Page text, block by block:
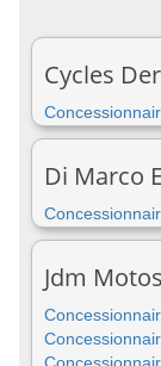
Cycles
Di Marco
Jdm Motos